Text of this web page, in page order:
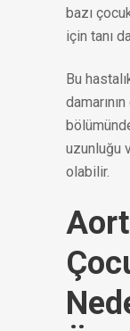
bazı
için tanı
Bu
uzunluğu
olabilir.
Aort